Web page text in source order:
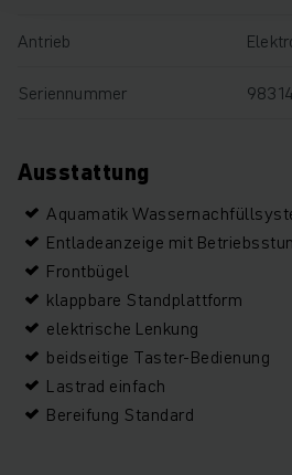
Antrieb
Seriennummer
Ausstattung
Aquamatik
Entladeanzeige mit
Frontbügel
klappbare Standplattform
elektrische Lenkung
beidseitige Taster-Bedienung
Lastrad einfach
Bereifung Standard